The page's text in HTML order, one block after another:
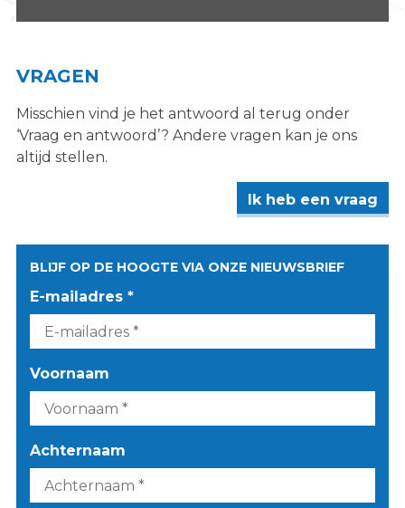
VRAGEN
Misschien vind je het antwoord al terug onder
‘Vraag en antwoord’? Andere vragen kan je ons
altijd stellen.
Ik heb een vraag
BLIJF OP DE HOOGTE VIA ONZE NIEUWSBRIEF
E-mailadres *
Voornaam
Achternaam